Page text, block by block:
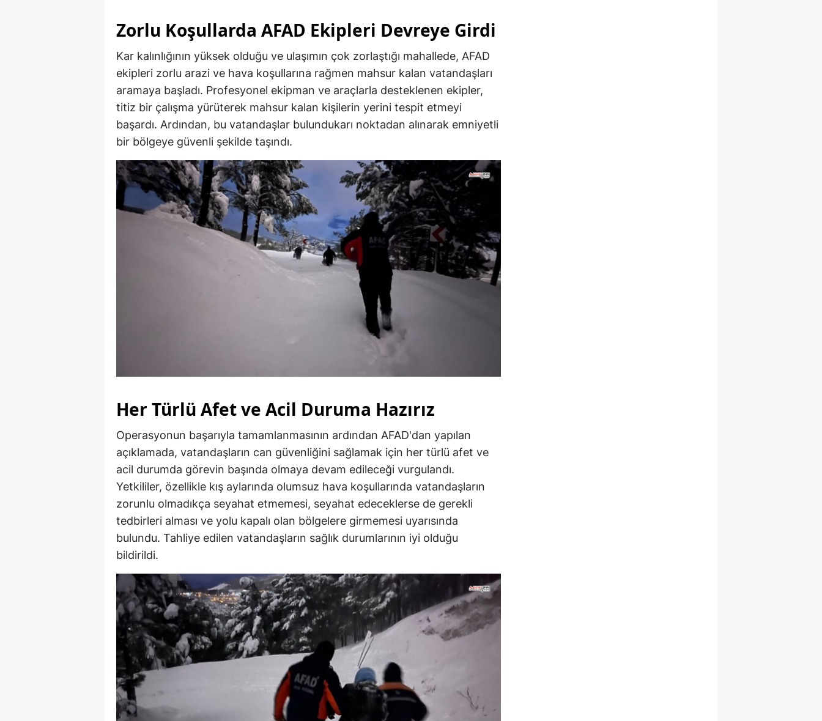
Zorlu Koşullarda AFAD Ekipleri Devreye Girdi
Kar kalınlığının yüksek olduğu ve ulaşımın çok zorlaştığı mahallede, AFAD
ekipleri zorlu arazi ve hava koşullarına rağmen mahsur kalan vatandaşları
aramaya başladı. Profesyonel ekipman ve araçlarla desteklenen ekipler,
titiz bir çalışma yürüterek mahsur kalan kişilerin yerini tespit etmeyi
başardı. Ardından, bu vatandaşlar bulundukarı noktadan alınarak emniyetli
bir bölgeye güvenli şekilde taşındı.
Her Türlü Afet ve Acil Duruma Hazırız
Operasyonun başarıyla tamamlanmasının ardından AFAD'dan yapılan
açıklamada, vatandaşların can güvenliğini sağlamak için her türlü afet ve
acil durumda görevin başında olmaya devam edileceği vurgulandı.
Yetkililer, özellikle kış aylarında olumsuz hava koşullarında vatandaşların
zorunlu olmadıkça seyahat etmemesi, seyahat edeceklerse de gerekli
tedbirleri alması ve yolu kapalı olan bölgelere girmemesi uyarısında
bulundu. Tahliye edilen vatandaşların sağlık durumlarının iyi olduğu
bildirildi.